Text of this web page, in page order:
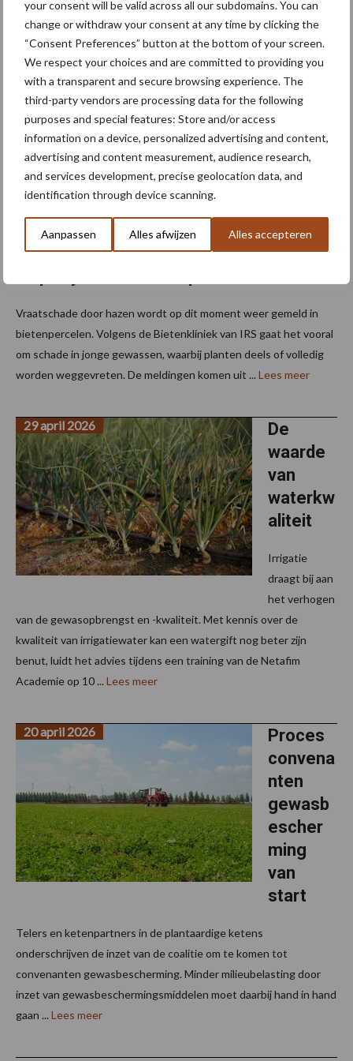
your consent will be valid across all our subdomains. You can
change or withdraw your consent at any time by clicking the
“Consent Preferences” button at the bottom of your screen.
We respect your choices and are committed to providing you
with a transparent and secure browsing experience. The
third-party vendors are processing data for the following
purposes and special features: Store and/or access
information on a device, personalized advertising and content,
advertising and content measurement, audience research,
and services development, precise geolocation data, and
identification through device scanning.
Aanpassen Alles afwijzen Alles accepteren
beregeningsboom. Volgens het bedrijf is het de eerste keer dat
het een Fasterholt-zelfrijdende regenhaspel in deze ...
Hazenvr
aat in
bieten
weer
zichtbaa
schade
melden
1 mei 2026
Vraatschade door hazen wordt op dit moment weer gemeld in
bietenpercelen. Volgens de Bietenkliniek van IRS gaat het vooral
om schade in jonge gewassen, waarbij planten deels of volledig
worden weggevreten. De meldingen komen uit ... Lees meer
De
waarde
van
waterkw
aliteit
29 april 2026
Irrigatie
draagt bij aan
het verhogen
van de gewasopbrengst en -kwaliteit. Met kennis over de
kwaliteit van irrigatiewater kan een watergift nog beter zijn
benut, luidt het advies tijdens een training van de Netafim
Academie op 10 ... Lees meer
Proces
convena
nten
gewasb
escher
ming
van
start
20 april 2026
Telers en ketenpartners in de plantaardige ketens
onderschrijven de inzet van de coalitie om te komen tot
convenanten gewasbescherming. Minder milieubelasting door
inzet van gewasbeschermingsmiddelen moet daarbij hand in hand
gaan ... Lees meer